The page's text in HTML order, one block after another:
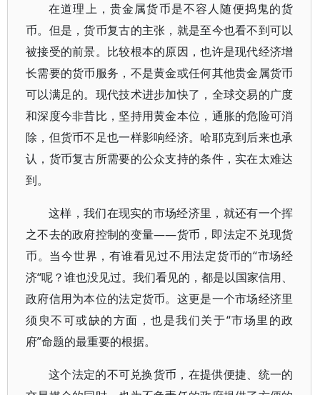
在道理上，贵金属货币是不容人随便捣鬼的货
币。但是，货币复古的主张，就是至今也看不到可以
被接受的前景。比较根本的原因，也许是现代经济增
长需要的货币服务，不是黄金或任何其他贵金属货币
可以满足的。现代技术进步加快了，全球交易的广度
和深度今非昔比，坚持用黄金本位，通胀的危险可消
除，但货币不足也一样影响经济。哈耶克到后来也承
认，货币复古所需要的公众支持的条件，实在太难达
到。
这样，我们在现实的市场经济里，就还有一个挥
之不去的政府控制的变量——货币，即法定不兑现货
币。当今世界，有谁看见过不用法定货币的“市场经
济“呢？谁也没见过。我们看见的，都是以国家信用、
政府信用为本位的法定货币。这更是一个市场经济里
须臾不可或缺的方面，也是我们关于“市场里的政
府”命题的最重要的根据。
这个法定的不可兑换货币，在提供便捷、统一的